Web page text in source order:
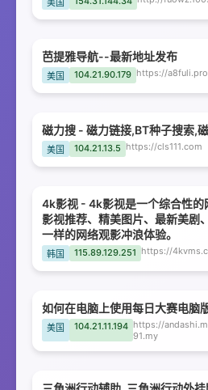
美国
芭提雅导航--最新地址发布
美国 104.21.90.179 https://a8fuli.pro
磁力搜 - 磁力链接,BT种子搜索,
美国 104.21.13.5 https://cls111.com
4k影视 - 4k影视是一个综合性的
影视推荐、精美图片、最新美剧
一样的网络观影冲浪体验。
韩国 115.89.129.251 https://
如何在电脑上使用每日大赛电脑
美国 104.21.11.194 https://
91.my